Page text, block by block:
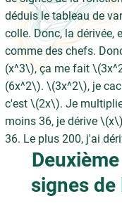
déduis le tableau de
colle. Donc, la dérivée,
comme des chefs.
(x^3\), ça me fait
(6x^2\). \(3x^2\), je
c'est \(2x\). Je
moins 36, je dérive
36. Le plus 200, j'ai
signes